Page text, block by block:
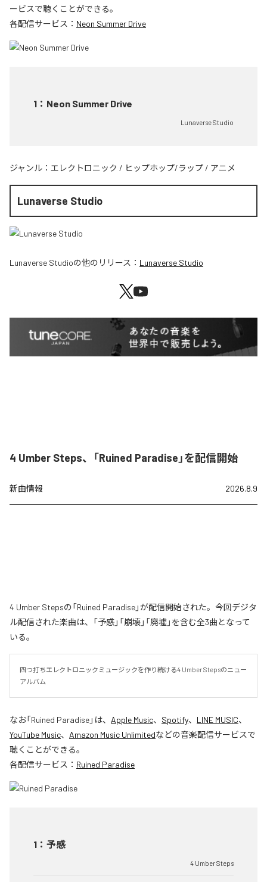
ービスで聴くことができる。
各配信サービス： Neon Summer Drive
1 ： Neon Summer Drive
Lunaverse Studio
ジャンル： エレクトロニック / ヒップホップ/ラップ / アニメ
Lunaverse Studio
Lunaverse Studioの他のリリース： Lunaverse Studio
4 Umber Steps、「Ruined Paradise」を配信開始
新曲情報 2026.8.9
4 Umber Stepsの「Ruined Paradise」が配信開始された。今回デジタ
ル配信された楽曲は、「予感」「崩壊」「廃墟」を含む全3曲となって
いる。
四つ打ちエレクトロニックミュージックを作り続ける4 Umber Stepsのニュー
アルバム
なお「Ruined Paradise」は、 Apple Music、 Spotify、 LINE MUSIC、
YouTube Music、 Amazon Music Unlimitedなどの音楽配信サービスで
聴くことができる。
各配信サービス： Ruined Paradise
1 ： 予感
4 Umber Steps